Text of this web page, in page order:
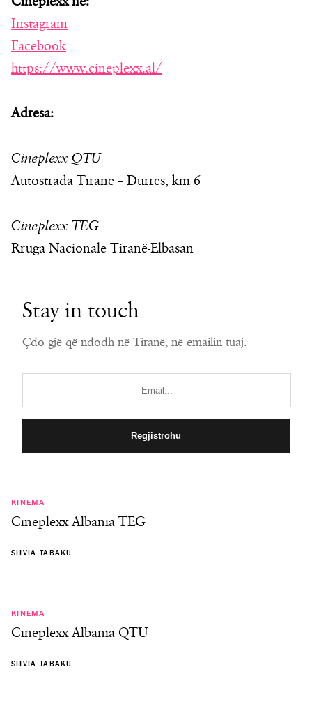
Instagram
Facebook
https://www.cineplexx.al/
Adresa:
Cineplexx QTU
Autostrada Tiranë – Durrës, km 6
Cineplexx TEG
Rruga Nacionale Tiranë-Elbasan
Stay in touch
Çdo gjë që ndodh në Tiranë, në emailin tuaj.
KINEMA
Cineplexx Albania TEG
SILVIA TABAKU
KINEMA
Cineplexx Albania QTU
SILVIA TABAKU